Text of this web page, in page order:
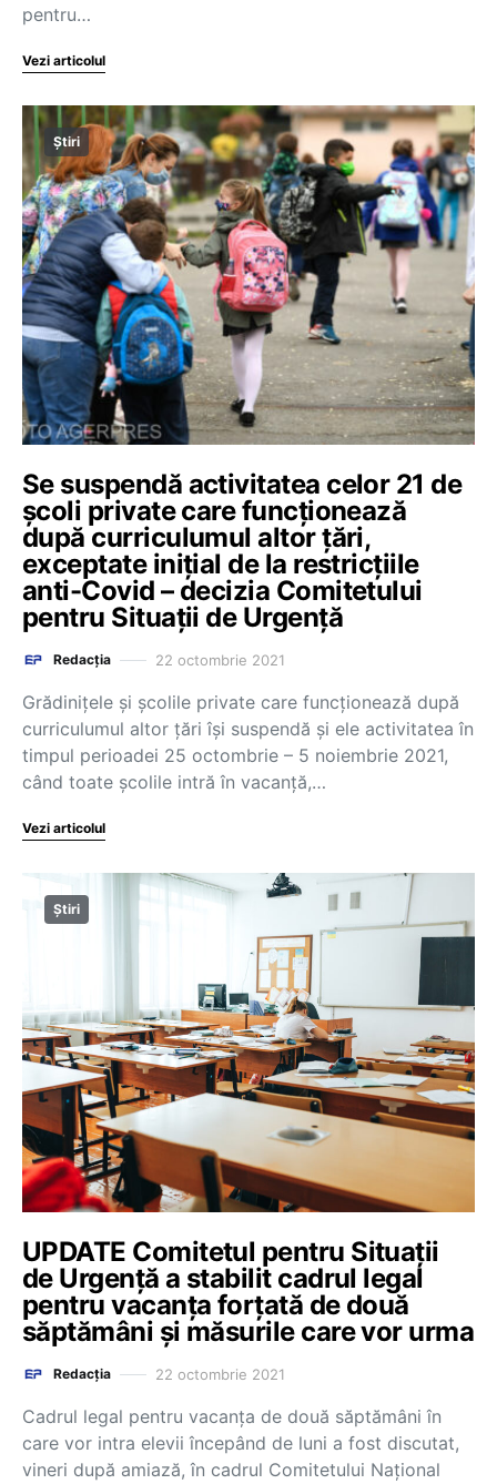
pentru…
Vezi articolul
Știri
Se suspendă activitatea celor 21 de
școli private care funcționează
după curriculumul altor țări,
exceptate inițial de la restricțiile
anti-Covid – decizia Comitetului
pentru Situații de Urgență
Redacția 22 octombrie 2021
Grădinițele și școlile private care funcționează după
curriculumul altor țări își suspendă și ele activitatea în
timpul perioadei 25 octombrie – 5 noiembrie 2021,
când toate școlile intră în vacanță,…
Vezi articolul
Știri
UPDATE Comitetul pentru Situații
de Urgență a stabilit cadrul legal
pentru vacanța forțată de două
săptămâni și măsurile care vor urma
Redacția 22 octombrie 2021
Cadrul legal pentru vacanța de două săptămâni în
care vor intra elevii începând de luni a fost discutat,
vineri după amiază, în cadrul Comitetului Național